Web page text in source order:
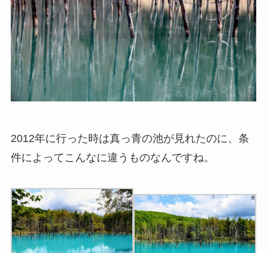
2012年に行った時は真っ青の池が見れたのに、条
件によってこんなに違うものなんですね。